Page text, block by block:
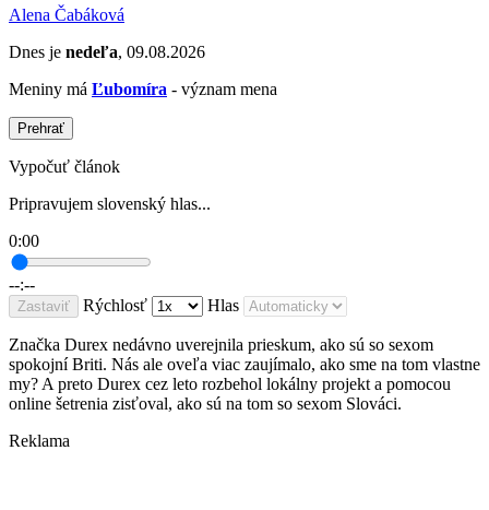
Alena Čabáková
Dnes je nedeľa, 09.08.2026
Meniny má Ľubomíra - význam mena
Prehrať
Vypočuť článok
Pripravujem slovenský hlas...
0:00
--:--
Zastaviť Rýchlosť Hlas
Značka Durex nedávno uverejnila prieskum, ako sú so sexom
spokojní Briti. Nás ale oveľa viac zaujímalo, ako sme na tom vlastne
my? A preto Durex cez leto rozbehol lokálny projekt a pomocou
online šetrenia zisťoval, ako sú na tom so sexom Slováci.
Reklama